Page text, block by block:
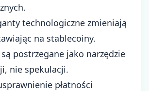
technologiczne zmieniają
na stablecoiny.
postrzegane jako narzędzie
nie spekulacji.
płatności